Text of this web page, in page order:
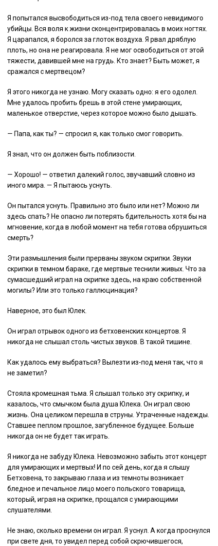
Я попытался высвободиться из-под тела своего невидимого
убийцы. Вся воля к жизни сконцентрировалась в моих ногтях.
Я царапался, я боролся за глоток воздуха. Я рвал дряблую
плоть, но она не реагировала. Я не мог освободиться от этой
тяжести, давившей мне на грудь. Кто знает? Быть может, я
сражался с мертвецом?
Я этого никогда не узнаю. Могу сказать одно: я его одолел.
Мне удалось пробить брешь в этой стене умирающих,
маленькое отверстие, через которое можно было дышать.
— Папа, как ты? — спросил я, как только смог говорить.
Я знал, что он должен быть поблизости.
— Хорошо! — ответил далекий голос, звучавший словно из
иного мира. — Я пытаюсь уснуть.
Он пытался уснуть. Правильно это было или нет? Можно ли
здесь спать? Не опасно ли потерять бдительность хотя бы на
мгновение, когда в любой момент на тебя готова обрушиться
смерть?
Эти размышления были прерваны звуком скрипки. Звуки
скрипки в темном бараке, где мертвые теснили живых. Что за
сумасшедший играл на скрипке здесь, на краю собственной
могилы? Или это только галлюцинация?
Наверное, это был Юлек.
Он играл отрывок одного из бетховенских концертов. Я
никогда не слышал столь чистых звуков. В такой тишине.
Как удалось ему выбраться? Вылезти из-под меня так, что я
не заметил?
Стояла кромешная тьма. Я слышал только эту скрипку, и
казалось, что смычком была душа Юлека. Он играл свою
жизнь. Она целиком перешла в струны. Утраченные надежды.
Ставшее пеплом прошлое, загубленное будущее. Больше
никогда он не будет так играть.
Я никогда не забуду Юлека. Невозможно забыть этот концерт
для умирающих и мертвых! И по сей день, когда я слышу
Бетховена, то закрываю глаза и из темноты возникает
бледное и печальное лицо моего польского товарища,
который, играя на скрипке, прощался с умирающими
слушателями.
Не знаю, сколько времени он играл. Я уснул. А когда проснулся
при свете дня, то увидел перед собой скрючившегося,